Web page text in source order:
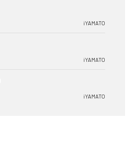
iYAMATO
iYAMATO
iYAMATO